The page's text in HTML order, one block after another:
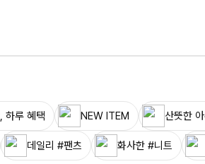
하루 혜택 NEW ITEM 산뜻한
데일리 #팬츠 화사한 #니트